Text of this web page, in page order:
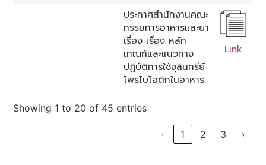
ประกาศสำนักงานคณะ
กรรมการอาหารและยา
เรื่อง เรื่อง หลัก
เกณฑ์และแนวทาง
ปฏิบัติการใช้จุลินทรีย์
โพรไบโอติกในอาหาร
Link
Showing 1 to 20 of 45 entries
‹ 1 2 3 ›